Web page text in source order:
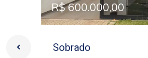
R$ 600.000,00
Sobrado